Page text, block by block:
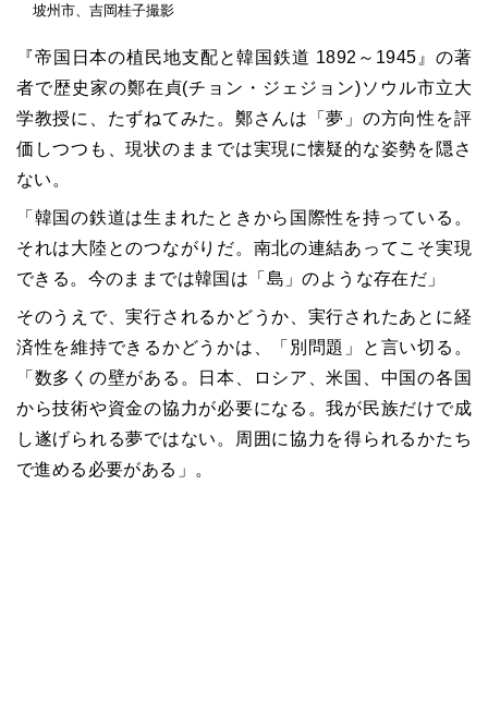
坡州市、吉岡桂子撮影
『帝国日本の植民地支配と韓国鉄道 1892～1945』の著
者で歴史家の鄭在貞(チョン・ジェジョン)ソウル市立大
学教授に、たずねてみた。鄭さんは「夢」の方向性を評
価しつつも、現状のままでは実現に懐疑的な姿勢を隠さ
ない。
「韓国の鉄道は生まれたときから国際性を持っている。
それは大陸とのつながりだ。南北の連結あってこそ実現
できる。今のままでは韓国は「島」のような存在だ」
そのうえで、実行されるかどうか、実行されたあとに経
済性を維持できるかどうかは、「別問題」と言い切る。
「数多くの壁がある。日本、ロシア、米国、中国の各国
から技術や資金の協力が必要になる。我が民族だけで成
し遂げられる夢ではない。周囲に協力を得られるかたち
で進める必要がある」。